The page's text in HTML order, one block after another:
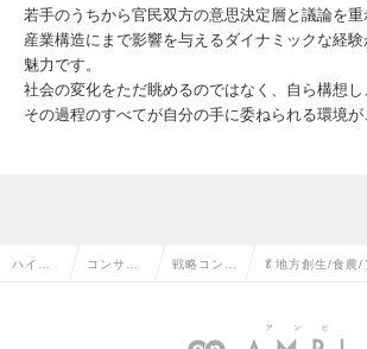
若手のうちから官民双方の意思決定層と議論を
産業構造にまで影響を与えるダイナミックな経
魅力です。
社会の変化をただ眺めるのではなく、自ら構想
その過程のすべてが自分の手に委ねられる環境が
ハイク コンサル 戦略コンサ
転職
🥬地方創生/食農/
0万）の求人情報